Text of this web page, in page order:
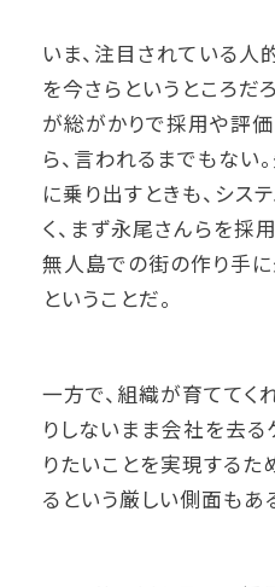
いま、注目されている
を今さらというところだ
が総がかりで採用や評
ら、言われるまでもない
に乗り出すときも、シス
く、まず永尾さんらを採
無人島での街の作り手
ということだ。
一方で、組織が育ててく
りしないまま会社を去る
りたいことを実現する
るという厳しい側面もあ